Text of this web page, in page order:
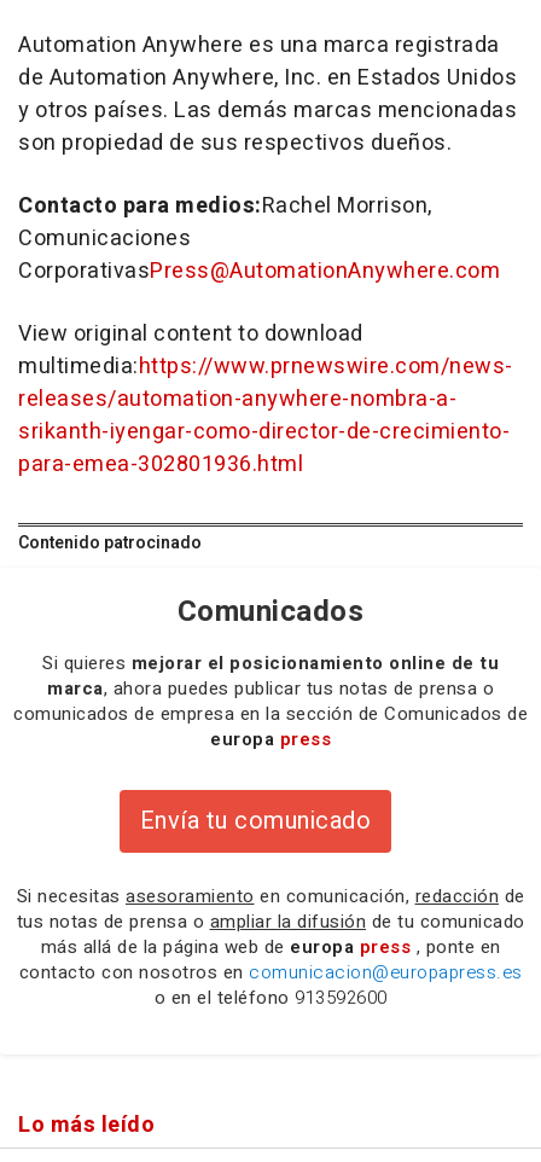
Automation Anywhere es una marca registrada
de Automation Anywhere, Inc. en Estados Unidos
y otros países. Las demás marcas mencionadas
son propiedad de sus respectivos dueños.
Contacto para medios:Rachel Morrison,
Comunicaciones
CorporativasPress@AutomationAnywhere.com
View original content to download
multimedia:https://www.prnewswire.com/news-
releases/automation-anywhere-nombra-a-
srikanth-iyengar-como-director-de-crecimiento-
para-emea-302801936.html
Contenido patrocinado
Comunicados
Si quieres mejorar el posicionamiento online de tu
marca, ahora puedes publicar tus notas de prensa o
comunicados de empresa en la sección de Comunicados de
europa press
Envía tu comunicado
Si necesitas asesoramiento en comunicación, redacción de
tus notas de prensa o ampliar la difusión de tu comunicado
más allá de la página web de europa press , ponte en
contacto con nosotros en comunicacion@europapress.es
o en el teléfono 913592600
Lo más leído